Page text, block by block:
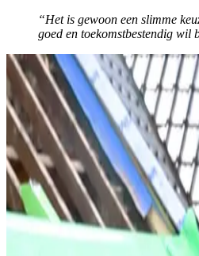
“Het is gewoon een slimme
goed en toekomstbestendig wil